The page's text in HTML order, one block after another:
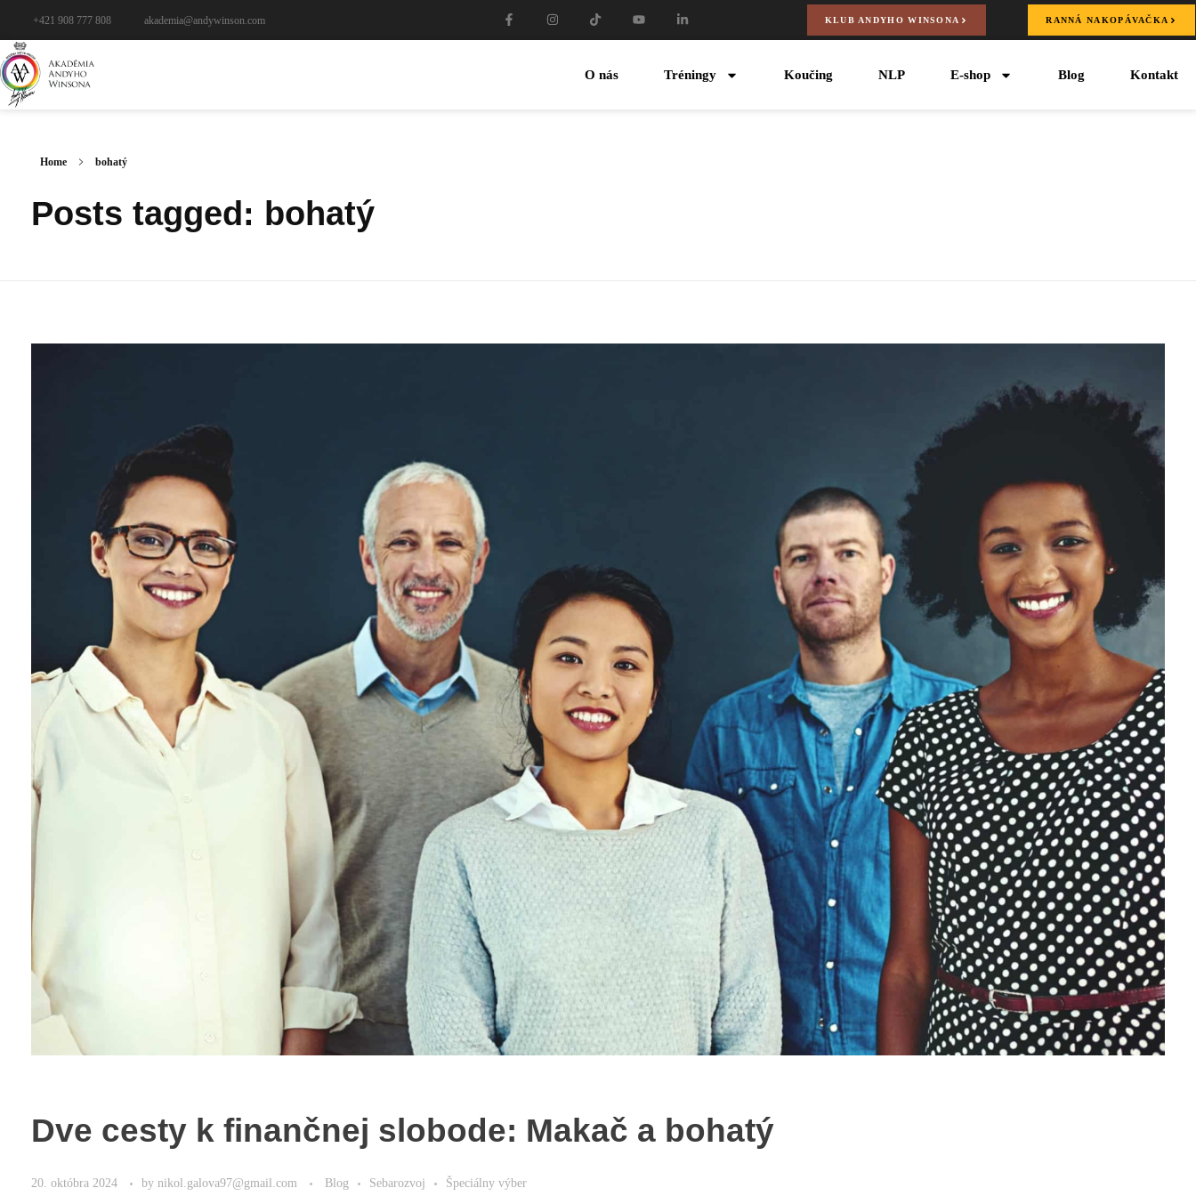
+421 908 777 808 akademia@andywinson.com KLUB ANDYHO WINSONA RANNÁ NAKOPÁVAČKA
O nás Tréningy Koučing NLP E-shop Blog Kontakt
Home bohatý
Posts tagged: bohatý
Dve cesty k finančnej slobode: Makač a bohatý
20. októbra 2024 by nikol.galova97@gmail.com Blog Sebarozvoj Špeciálny výber